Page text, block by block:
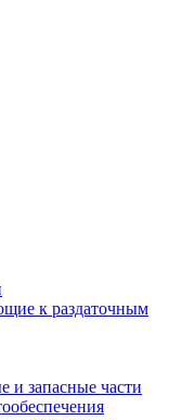
к раздаточным
и запасные части